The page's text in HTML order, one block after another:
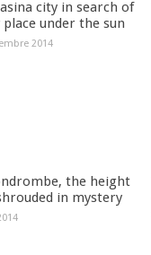
city in search of
place under the sun
2014
the height
in mystery